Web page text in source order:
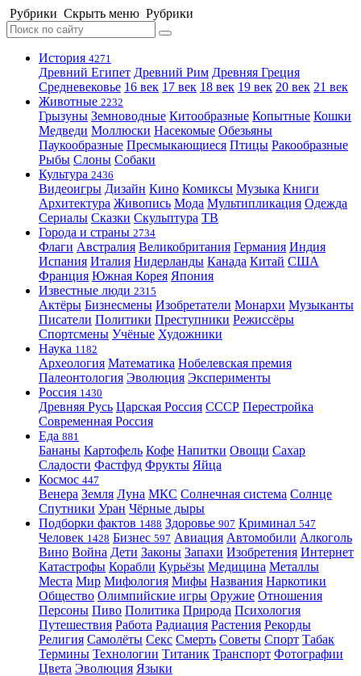
Рубрики Скрыть меню Рубрики
История 4271
Древний Египет Древний Рим Древняя Греция
Средневековье 16 век 17 век 18 век 19 век 20 век 21 век
Животные 2232
Грызуны Земноводные Китообразные Копытные Кошки
Медведи Моллюски Насекомые Обезьяны
Паукообразные Пресмыкающиеся Птицы Ракообразные
Рыбы Слоны Собаки
Культура 2436
Видеоигры Дизайн Кино Комиксы Музыка Книги
Архитектура Живопись Мода Мультипликация Одежда
Сериалы Сказки Скульптура ТВ
Города и страны 2734
Флаги Австралия Великобритания Германия Индия
Испания Италия Нидерланды Канада Китай США
Франция Южная Корея Япония
Известные люди 2315
Актёры Бизнесмены Изобретатели Монархи Музыканты
Писатели Политики Преступники Режиссёры
Спортсмены Учёные Художники
Наука 1182
Археология Математика Нобелевская премия
Палеонтология Эволюция Эксперименты
Россия 1430
Древняя Русь Царская Россия СССР Перестройка
Современная Россия
Еда 881
Бананы Картофель Кофе Напитки Овощи Сахар
Сладости Фастфуд Фрукты Яйца
Космос 447
Венера Земля Луна МКС Солнечная система Солнце
Спутники Уран Чёрные дыры
Подборки фактов 1488 Здоровье 907 Криминал 547
Человек 1428 Бизнес 597 Авиация Автомобили Алкоголь
Вино Война Дети Законы Запахи Изобретения Интернет
Катастрофы Корабли Курьёзы Медицина Металлы
Места Мир Мифология Мифы Названия Наркотики
Общество Олимпийские игры Оружие Отношения
Персоны Пиво Политика Природа Психология
Путешествия Работа Радиация Растения Рекорды
Религия Самолёты Секс Смерть Советы Спорт Табак
Термины Технологии Титаник Транспорт Фотографии
Цвета Эволюция Языки